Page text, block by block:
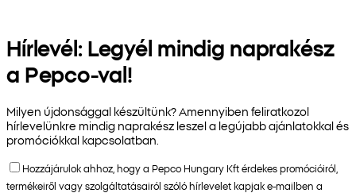
Hírlevél: Legyél mindig naprakész
a Pepco-val!
Milyen újdonsággal készültünk? Amennyiben feliratkozol
hírlevelünkre mindig naprakész leszel a legújabb ajánlatokkal és
promóciókkal kapcsolatban.
Hozzájárulok ahhoz, hogy a Pepco Hungary Kft érdekes promócióiról,
termékeiről vagy szolgáltatásairól szóló hírlevelet kapjak e-mailben a